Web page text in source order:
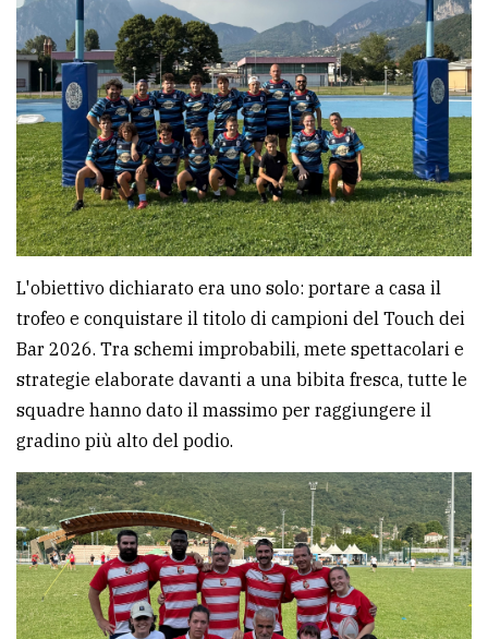
L'obiettivo dichiarato era uno solo: portare a casa il
trofeo e conquistare il titolo di campioni del Touch dei
Bar 2026. Tra schemi improbabili, mete spettacolari e
strategie elaborate davanti a una bibita fresca, tutte le
squadre hanno dato il massimo per raggiungere il
gradino più alto del podio.